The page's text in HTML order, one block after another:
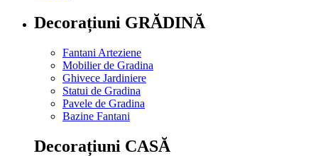
Decorațiuni GRĂDINĂ
Fantani Arteziene
Mobilier de Gradina
Ghivece Jardiniere
Statui de Gradina
Pavele de Gradina
Bazine Fantani
Decorațiuni CASĂ